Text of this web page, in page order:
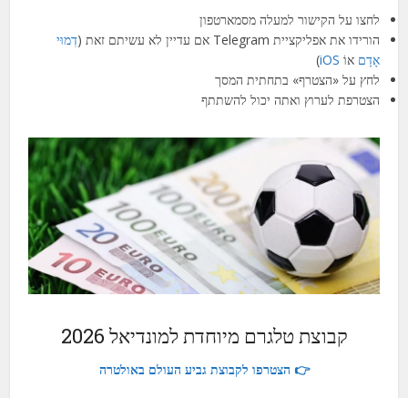
Portuguese (Portugal)
Japanese
Russian
Czech
Portuguese (Brazil)
Bulgarian
Danish
Romanian
לחצו על הקישור למעלה מסמארטפון
הורידו את אפליקציית Telegram אם עדיין לא עשיתם זאת (
דְמוּי
אָדָם אוֹ iOS
)
לחץ על «הצטרף» בתחתית המסך
הצטרפת לערוץ ואתה יכול להשתתף
קבוצת טלגרם מיוחדת למונדיאל 2026
👉 הצטרפו לקבוצת גביע העולם באולטרה